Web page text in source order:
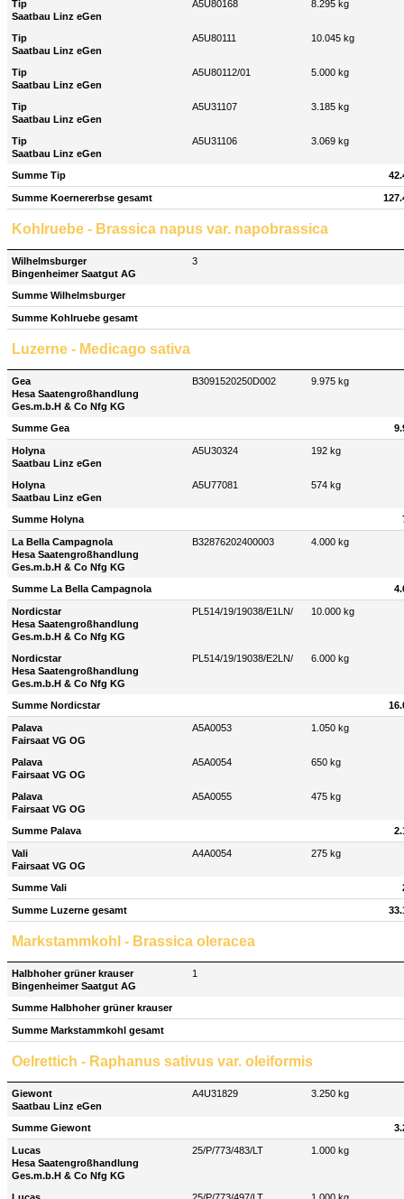
Tip
Saatbau Linz eGen
A5U80168 8.295 kg
Tip
Saatbau Linz eGen
A5U80111 10.045 kg
Tip
Saatbau Linz eGen
A5U80112/01 5.000 kg
Tip
Saatbau Linz eGen
A5U31107 3.185 kg
Tip
Saatbau Linz eGen
A5U31106 3.069 kg
Summe Tip
Summe Koernererbse gesamt
Kohlruebe - Brassica napus var. napobrassica
Wilhelmsburger
Bingenheimer Saatgut AG
3
Summe Wilhelmsburger
Summe Kohlruebe gesamt
Luzerne - Medicago sativa
Gea
Hesa Saatengroßhandlung
Ges.m.b.H & Co Nfg KG
B3091520250D002 9.975 kg
Summe Gea
Holyna
Saatbau Linz eGen
A5U30324 192 kg
Holyna
Saatbau Linz eGen
A5U77081 574 kg
Summe Holyna
La Bella Campagnola
Hesa Saatengroßhandlung
Ges.m.b.H & Co Nfg KG
B32876202400003 4.000 kg
Summe La Bella Campagnola
Nordicstar
Hesa Saatengroßhandlung
Ges.m.b.H & Co Nfg KG
PL514/19/19038/E1LN/ 10.000 kg
Nordicstar
Hesa Saatengroßhandlung
Ges.m.b.H & Co Nfg KG
PL514/19/19038/E2LN/ 6.000 kg
Summe Nordicstar
Palava
Fairsaat VG OG
A5A0053 1.050 kg
Palava
Fairsaat VG OG
A5A0054 650 kg
Palava
Fairsaat VG OG
A5A0055 475 kg
Summe Palava
Vali
Fairsaat VG OG
A4A0054 275 kg
Summe Vali
Summe Luzerne gesamt
Markstammkohl - Brassica oleracea
Halbhoher grüner krauser
Bingenheimer Saatgut AG
1
Summe Halbhoher grüner krauser
Summe Markstammkohl gesamt
Oelrettich - Raphanus sativus var. oleiformis
Giewont
Saatbau Linz eGen
A4U31829 3.250 kg
Summe Giewont
Lucas
Hesa Saatengroßhandlung
Ges.m.b.H & Co Nfg KG
25/P/773/483/LT 1.000 kg